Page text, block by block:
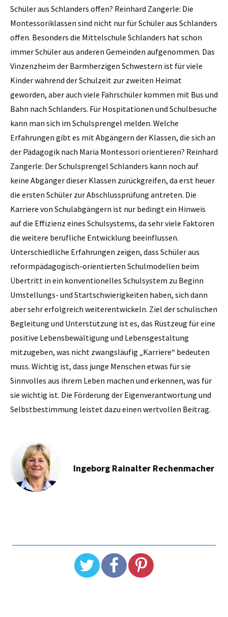
Schüler aus Schlanders offen? Reinhard Zangerle: Die
Montessori­klassen sind nicht nur für Schüler aus Schlanders
offen. Besonders die Mittel­schule Schlanders hat schon
immer Schüler aus anderen Gemeinden aufgenommen. Das
Vinzenzheim der Barmherzigen Schwestern ist für viele
Kinder während der Schulzeit zur zweiten Heimat
geworden, aber auch viele Fahrschüler kommen mit Bus und
Bahn nach Schlanders. Für Hospitationen und Schulbesuche
kann man sich im Schulsprengel melden. Welche
Erfahrungen gibt es mit Abgängern der Klassen, die sich an
der Pädagogik nach Maria Montessori orientieren? Reinhard
Zangerle: Der Schulsprengel Schlanders kann noch auf
keine Abgänger dieser Klassen zurückgreifen, da erst heuer
die ersten Schüler zur Abschluss­prüfung antreten. Die
Karriere von Schulabgängern ist nur bedingt ein Hinweis
auf die Effizienz eines Schulsystems, da sehr viele Faktoren
die weitere berufliche Entwicklung beeinflussen.
Unterschiedliche Erfahrungen zeigen, dass Schüler aus
reformpädagogisch-orientierten Schulmodellen beim
Übertritt in ein konventionelles Schulsystem zu Beginn
Umstellungs- und Startschwierigkeiten haben, sich dann
aber sehr erfolgreich weiterentwickeln. Ziel der schulischen
Begleitung und Unterstützung ist es, das Rüstzeug für eine
positive Lebensbewältigung und Lebensgestaltung
mitzugeben, was nicht zwangsläufig „Karriere“ bedeuten
muss. Wichtig ist, dass junge Menschen etwas für sie
Sinnvolles aus ihrem Leben machen und erkennen, was für
sie wichtig ist. Die Förderung der Eigenverantwortung und
Selbstbestimmung leistet dazu einen wertvollen Beitrag.
Ingeborg Rainalter Rechenmacher